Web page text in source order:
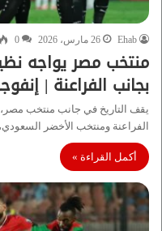
Ehab 26 مارس، 2026 0
منتخب مصر يواجه
بجانب الفراعنة |
يقف التاريخ في جانب منتخب مصر،
الفراعنة ومنتخب الأخضر
أكمل القراءة »